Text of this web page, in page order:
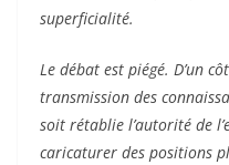
superficialité.
Le débat est piégé. D’un
transmission des
soit rétablie l’autorité de
caricaturer des positions